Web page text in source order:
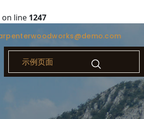
on line 1247
示例页面